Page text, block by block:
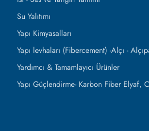
Su Yalıtımı
Yapı Kimyasalları
Yapı levhaları (Fibercement) -Alçı -
Yardımcı & Tamamlayıcı Ürünler
Yapı Güçlendirme- Karbon Fiber Elyaf,